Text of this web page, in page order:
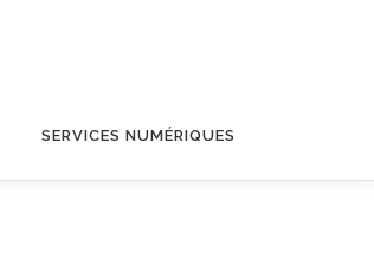
SERVICES NUMÉRIQUES